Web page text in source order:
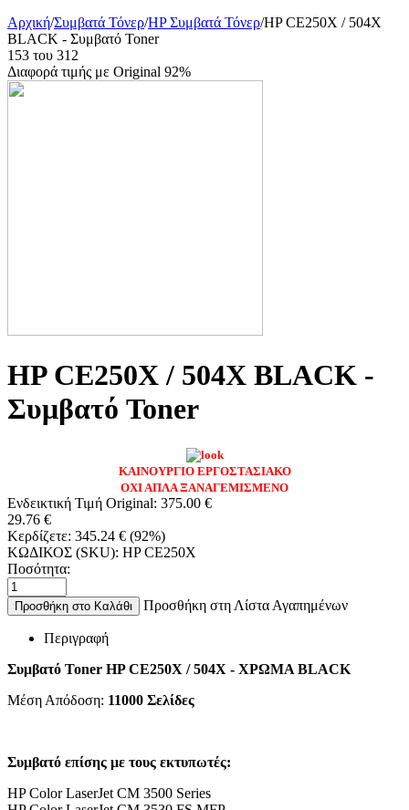
Αρχική/Συμβατά Τόνερ/HP Συμβατά Τόνερ/HP CE250X / 504X
BLACK - Συμβατό Toner
153 του 312
Διαφορά τιμής με Original 92%
HP CE250X / 504X BLACK -
Συμβατό Toner
ΚΑΙΝΟΥΡΓΙΟ ΕΡΓΟΣΤΑΣΙΑΚΟ
ΟΧΙ ΑΠΛΑ ΞΑΝΑΓΕΜΙΣΜΕΝΟ
Ενδεικτική Τιμή Original: 375.00 €
29.76 €
Κερδίζετε: 345.24 € (92%)
ΚΩΔΙΚΟΣ (SKU): HP CE250X
Ποσότητα:
Προσθήκη στο Καλάθι Προσθήκη στη Λίστα Αγαπημένων
Περιγραφή
Συμβατό Toner HP CE250X / 504X - ΧΡΩΜΑ BLACK
Μέση Απόδοση: 11000 Σελίδες
Συμβατό επίσης με τους εκτυπωτές:
HP Color LaserJet CM 3500 Series